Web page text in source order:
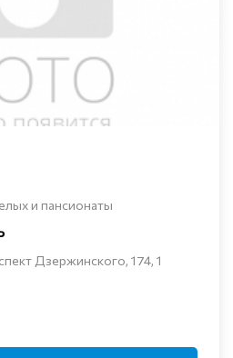
и пансионаты
Дзержинского, 174, 1